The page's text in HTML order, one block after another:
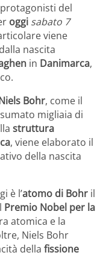
del
oggi sabato 7
viene
dalla nascita
in Danimarca,
Bohr, come il
migliaia di
struttura
, viene elaborato il
della nascita
è l’atomo di Bohr il
Premio Nobel per la
atomica e la
Niels Bohr
della fissione